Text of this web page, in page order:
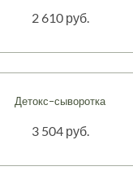
2 610 руб.
Детокс–сыворотка
3 504 руб.